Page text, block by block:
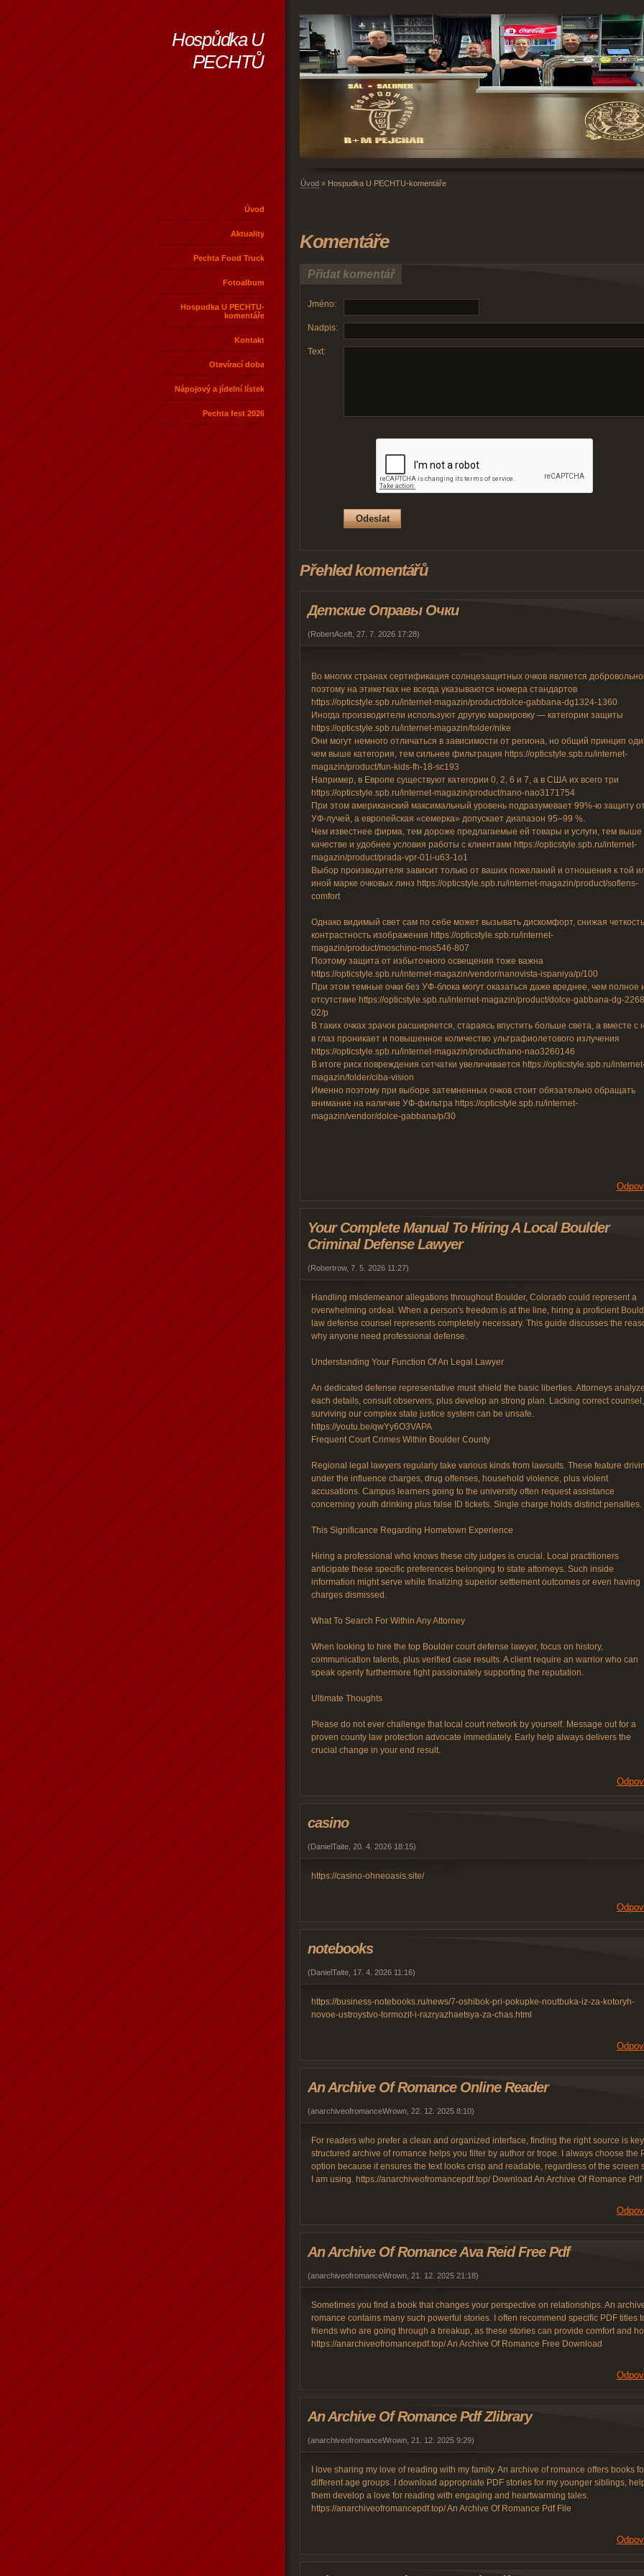
Hospůdka U
PECHTŮ
Úvod
Aktuality
Pechta Food Truck
Fotoalbum
Hospudka U PECHTU-
komentáře
Kontakt
Otevírací doba
Nápojový a jídelní lístek
Pechta fest 2026
Úvod » Hospudka U PECHTU-komentáře
Komentáře
Přidat komentář
Jméno:
Nadpis:
Text:
Přehled komentářů
Детские Оправы Очки
(RobertAceft 27. 7. 2026 17:28)
Во многих странах сертификация солнцезащитных очков является
поэтому на этикетках не всегда указываются номера стандартов
https://opticstyle.spb.ru/internet-magazin/product/dolce-gabbana-dg1324-1360
Иногда производители используют другую маркировку — категории защиты
https://opticstyle.spb.ru/internet-magazin/folder/nike
Они могут немного отличаться в зависимости от региона, но общий принцип
чем выше категория, тем сильнее фильтрация https://opticstyle.spb.ru/internet-
magazin/product/fun-kids-fh-18-sc193
Например, в Европе существуют категории 0, 2, 6 и 7, а в США их всего три
https://opticstyle.spb.ru/internet-magazin/product/nano-nao3171754
При этом американский максимальный уровень подразумевает 99%-ю защиту
УФ-лучей, а европейская «семерка» допускает диапазон 95–99 %.
Чем известнее фирма, тем дороже предлагаемые ей товары и услуги, тем выше
качестве и удобнее условия работы с клиентами https://opticstyle.spb.ru/internet-
magazin/product/prada-vpr-01i-u63-1o1
Выбор производителя зависит только от ваших пожеланий и отношения к той
иной марке очковых линз https://opticstyle.spb.ru/internet-magazin/product/soflens-
comfort
Однако видимый свет сам по себе может вызывать дискомфорт, снижая
контрастность изображения https://opticstyle.spb.ru/internet-
magazin/product/moschino-mos546-807
Поэтому защита от избыточного освещения тоже важна
https://opticstyle.spb.ru/internet-magazin/vendor/nanovista-ispaniya/p/100
При этом темные очки без УФ-блока могут оказаться даже вреднее, чем полное
отсутствие https://opticstyle.spb.ru/internet-magazin/product/dolce-gabbana-dg-
02/p
В таких очках зрачок расширяется, стараясь впустить больше света, а вместе с
в глаз проникает и повышенное количество ультрафиолетового излучения
https://opticstyle.spb.ru/internet-magazin/product/nano-nao3260146
В итоге риск повреждения сетчатки увеличивается https://opticstyle.spb.ru/
magazin/folder/ciba-vision
Именно поэтому при выборе затемненных очков стоит обязательно обращать
внимание на наличие УФ-фильтра https://opticstyle.spb.ru/internet-
magazin/vendor/dolce-gabbana/p/30
Your Complete Manual To Hiring A Local Boulder
Criminal Defense Lawyer
(Robertrow, 7. 5. 2026 11:27)
Handling misdemeanor allegations throughout Boulder, Colorado could represent a
overwhelming ordeal. When a person's freedom is at the line, hiring a proficient
law defense counsel represents completely necessary. This guide discusses the
why anyone need professional defense.
Understanding Your Function Of An Legal Lawyer
An dedicated defense representative must shield the basic liberties. Attorneys analyze
each details, consult observers, plus develop an strong plan. Lacking correct counsel,
surviving our complex state justice system can be unsafe.
https://youtu.be/qwYy6O3VAPA
Frequent Court Crimes Within Boulder County
Regional legal lawyers regularly take various kinds from lawsuits. These feature
under the influence charges, drug offenses, household violence, plus violent
accusations. Campus learners going to the university often request assistance
concerning youth drinking plus false ID tickets. Single charge holds distinct penalties.
This Significance Regarding Hometown Experience
Hiring a professional who knows these city judges is crucial. Local practitioners
anticipate these specific preferences belonging to state attorneys. Such inside
information might serve while finalizing superior settlement outcomes or even having
charges dismissed.
What To Search For Within Any Attorney
When looking to hire the top Boulder court defense lawyer, focus on history,
communication talents, plus verified case results. A client require an warrior who can
speak openly furthermore fight passionately supporting the reputation.
Ultimate Thoughts
Please do not ever challenge that local court network by yourself. Message out for a
proven county law protection advocate immediately. Early help always delivers the
crucial change in your end result.
casino
(DanielTaite 20. 4. 2026 18:15)
https://casino-ohneoasis.site/
notebooks
(DanielTaite 17. 4. 2026 11:16)
https://business-notebooks.ru/news/7-oshibok-pri-pokupke-noutbuka-iz-za-kotoryh-
novoe-ustroystvo-tormozit-i-razryazhaetsya-za-chas.html
An Archive Of Romance Online Reader
(anarchiveofromanceWrown 22. 12. 2025 8:10)
For readers who prefer a clean and organized interface, finding the right source is
structured archive of romance helps you filter by author or trope. I always choose the
option because it ensures the text looks crisp and readable, regardless of the screen
I am using. https://anarchiveofromancepdf.top/ Download An Archive Of Romance Pdf
An Archive Of Romance Ava Reid Free Pdf
(anarchiveofromanceWrown 21. 12. 2025 21:18)
Sometimes you find a book that changes your perspective on relationships. An
romance contains many such powerful stories. I often recommend specific PDF titles
friends who are going through a breakup, as these stories can provide comfort and
https://anarchiveofromancepdf.top/ An Archive Of Romance Free Download
An Archive Of Romance Pdf Zlibrary
(anarchiveofromanceWrown 21. 12. 2025 9:29)
I love sharing my love of reading with my family. An archive of romance offers books
different age groups. I download appropriate PDF stories for my younger siblings,
them develop a love for reading with engaging and heartwarming tales.
https://anarchiveofromancepdf.top/ An Archive Of Romance Pdf File